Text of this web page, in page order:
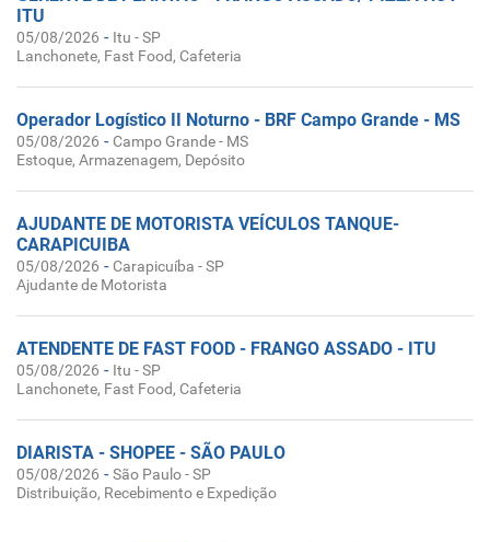
ITU
05/08/2026 - Itu - SP
Lanchonete, Fast Food, Cafeteria
Operador Logístico II Noturno - BRF Campo Grande - MS
05/08/2026 - Campo Grande - MS
Estoque, Armazenagem, Depósito
AJUDANTE DE MOTORISTA VEÍCULOS TANQUE-
CARAPICUIBA
05/08/2026 - Carapicuíba - SP
Ajudante de Motorista
ATENDENTE DE FAST FOOD - FRANGO ASSADO - ITU
05/08/2026 - Itu - SP
Lanchonete, Fast Food, Cafeteria
DIARISTA - SHOPEE - SÃO PAULO
05/08/2026 -São Paulo - SP
Distribuição, Recebimento e Expedição